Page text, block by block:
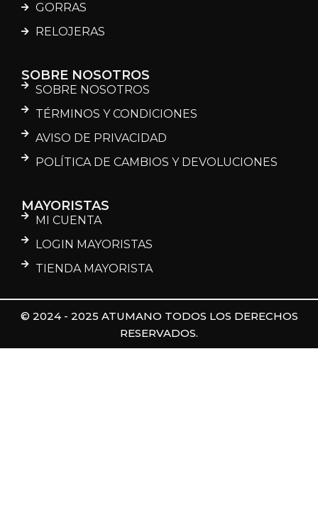
GORRAS
RELOJERAS
SOBRE NOSOTROS
SOBRE NOSOTROS
TÉRMINOS Y CONDICIONES
AVISO DE PRIVACIDAD
POLÍTICA DE CAMBIOS Y DEVOLUCIONES
MAYORISTAS
MI CUENTA
LOGIN MAYORISTAS
TIENDA MAYORISTA
© 2024 - 2025 ATUMANO TODOS LOS DERECHOS
RESERVADOS.